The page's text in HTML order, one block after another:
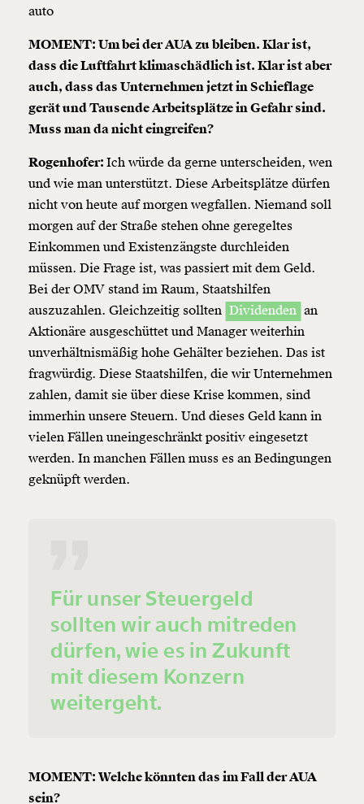
auto
MOMENT: Um bei der AUA zu bleiben. Klar ist,
dass die Luftfahrt klimaschädlich ist. Klar ist aber
auch, dass das Unternehmen jetzt in Schieflage
gerät und Tausende Arbeitsplätze in Gefahr sind.
Muss man da nicht eingreifen?
Rogenhofer: Ich würde da gerne unterscheiden, wen
und wie man unterstützt. Diese Arbeitsplätze dürfen
nicht von heute auf morgen wegfallen. Niemand soll
morgen auf der Straße stehen ohne geregeltes
Einkommen und Existenzängste durchleiden
müssen. Die Frage ist, was passiert mit dem Geld.
Bei der OMV stand im Raum, Staatshilfen
auszuzahlen. Gleichzeitig sollten Dividenden an
Aktionäre ausgeschüttet und Manager weiterhin
unverhältnismäßig hohe Gehälter beziehen. Das ist
fragwürdig. Diese Staatshilfen, die wir Unternehmen
zahlen, damit sie über diese Krise kommen, sind
immerhin unsere Steuern. Und dieses Geld kann in
vielen Fällen uneingeschränkt positiv eingesetzt
werden. In manchen Fällen muss es an Bedingungen
geknüpft werden.
Für unser Steuergeld
sollten wir auch mitreden
dürfen, wie es in Zukunft
mit diesem Konzern
weitergeht.
MOMENT: Welche könnten das im Fall der AUA
sein?